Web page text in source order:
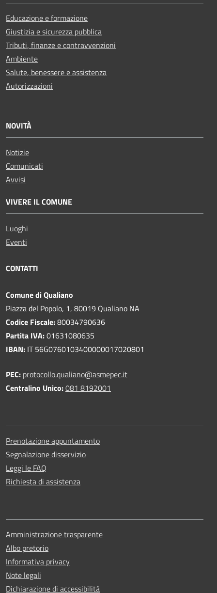
Educazione e formazione
Giustizia e sicurezza pubblica
Tributi, finanze e contravvenzioni
Ambiente
Salute, benessere e assistenza
Autorizzazioni
NOVITÀ
Notizie
Comunicati
Avvisi
VIVERE IL COMUNE
Luoghi
Eventi
CONTATTI
Comune di Qualiano
Piazza del Popolo, 1, 80019 Qualiano NA
Codice Fiscale:80034790636
Partita IVA:01631080635
IBAN: IT 56G0760103400000017020801
PEC: protocollo.qualiano@asmepec.it
Centralino Unico:081 8192001
Prenotazione appuntamento
Segnalazione disservizio
Leggi le FAQ
Richiesta di assistenza
Amministrazione trasparente
Albo pretorio
Informativa privacy
Note legali
Dichiarazione di accessibilità